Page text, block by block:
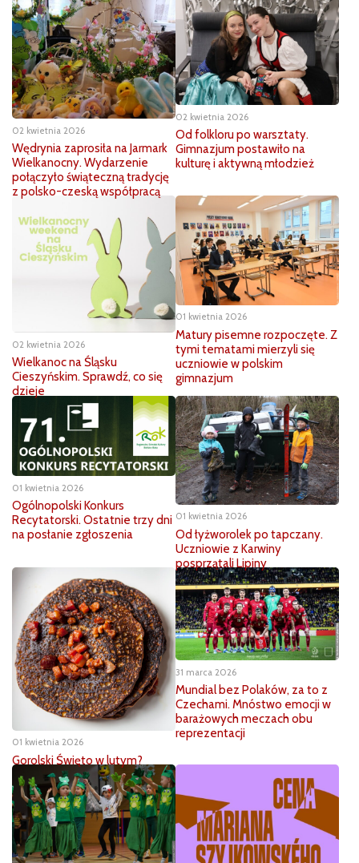
02 kwietnia 2026
Wędrynia zaprosiła na Jarmark
Wielkanocny. Wydarzenie
połączyło świąteczną tradycję
z polsko-czeską współpracą
02 kwietnia 2026
Od folkloru po warsztaty.
Gimnazjum postawiło na
kulturę i aktywną młodzież
02 kwietnia 2026
Wielkanoc na Śląsku
Cieszyńskim. Sprawdź, co się
dzieje
01 kwietnia 2026
Matury pisemne rozpoczęte. Z
tymi tematami mierzyli się
uczniowie w polskim
gimnazjum
01 kwietnia 2026
Ogólnopolski Konkurs
Recytatorski. Ostatnie trzy dni
na posłanie zgłoszenia
01 kwietnia 2026
Od łyżworolek po tapczany.
Uczniowie z Karwiny
posprzątali Lipiny
01 kwietnia 2026
Gorolski Święto w lutym?
31 marca 2026
Mundial bez Polaków, za to z
Czechami. Mnóstwo emocji w
barażowych meczach obu
reprezentacji